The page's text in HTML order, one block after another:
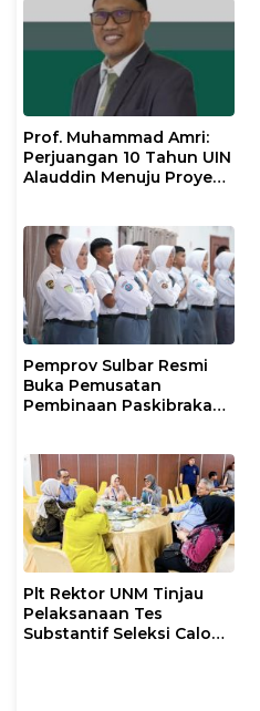
Prof. Muhammad Amri:
Perjuangan 10 Tahun UIN
Alauddin Menuju Proyek
Pemprov Sulbar Resmi
Buka Pemusatan
Pembinaan Paskibraka
Plt Rektor UNM Tinjau
Pelaksanaan Tes
Substantif Seleksi Calon